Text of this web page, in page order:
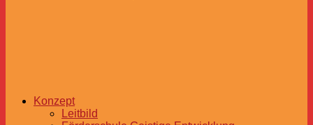
Konzept
Leitbild